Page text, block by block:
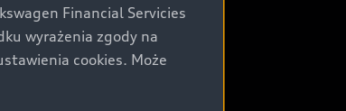
Financial Servicies
wyrażenia zgody na
cookies. Może